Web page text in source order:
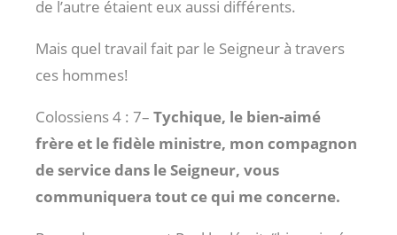
de l’autre étaient eux aussi différents.
Mais quel travail fait par le Seigneur à travers
ces hommes!
Colossiens 4 : 7– Tychique, le bien-aimé
frère et le fidèle ministre, mon compagnon
de service dans le Seigneur, vous
communiquera tout ce qui me concerne.